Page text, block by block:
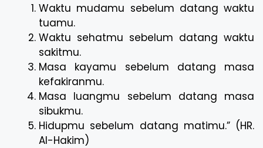
Waktu mudamu sebelum datang waktu
tuamu.
Waktu sehatmu sebelum datang waktu
sakitmu.
Masa kayamu sebelum datang masa
kefakiranmu.
Masa luangmu sebelum datang masa
sibukmu.
Hidupmu sebelum datang matimu.” (HR.
Al-Hakim)